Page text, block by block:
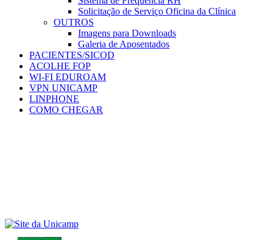
Solicitação de Serviço Oficina da Clínica
OUTROS
Imagens para Downloads
Galeria de Aposentados
PACIENTES/SICOD
ACOLHE FOP
WI-FI EDUROAM
VPN UNICAMP
LINPHONE
COMO CHEGAR